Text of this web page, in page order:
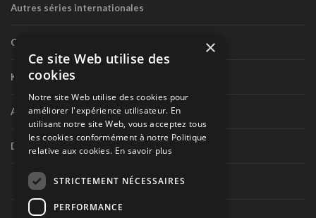
Autres séries internationales
Circuit routier canadien
Karting
Autres séries nationales
Divers
×
Ce site Web utilise des
cookies
Notre site Web utilise des cookies pour
améliorer l'expérience utilisateur. En
utilisant notre site Web, vous acceptez tous
les cookies conformément à notre Politique
relative aux cookies. En savoir plus
STRICTEMENT NÉCESSAIRES
PERFORMANCE